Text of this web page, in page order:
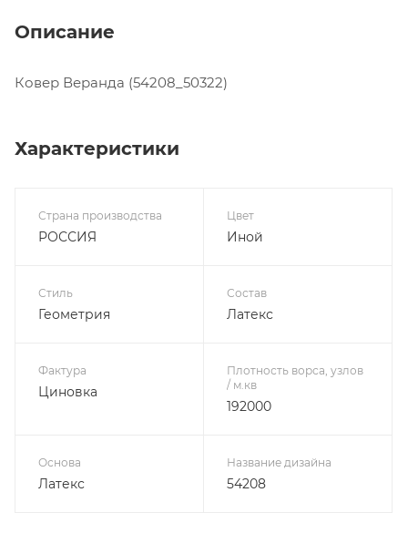
Описание
Ковер Веранда (54208_50322)
Характеристики
Страна производства
РОССИЯ
Цвет
Иной
Стиль
Геометрия
Состав
Латекс
Фактура
Циновка
Плотность ворса, узлов
/ м.кв
192000
Основа
Латекс
Название дизайна
54208